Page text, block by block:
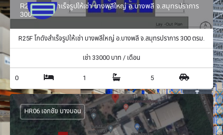
R25F โกดังสำเร็จรูปให้เช่า บางพลีใหญ่ อ.บางพลี จ.สมุทรปราการ
300 ตรม.
R25F โกดังสำเร็จรูปให้เช่า บางพลีใหญ่ อ.บางพลี จ.สมุทรปราการ 300 ตรม.
เช่า 33000 บาท / เดือน
0 1 5
HR06 เอกชัย บางบอน